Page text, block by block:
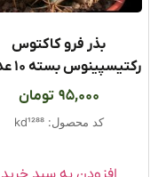
بذر فرو کاکتوس
بسته ۱۰ عددی
95,000 تومان
کد محصول: kd1288